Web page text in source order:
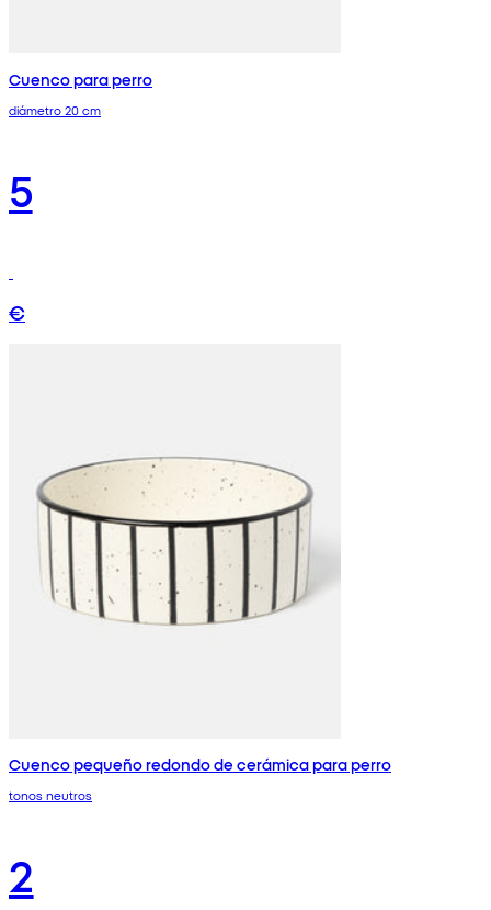
Cuenco para perro
diámetro 20 cm
5
€
Cuenco pequeño redondo de cerámica para perro
tonos neutros
2